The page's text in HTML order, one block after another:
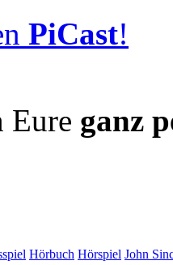
PiCast!
Eure ganz
Hörbuch Hörspiel John